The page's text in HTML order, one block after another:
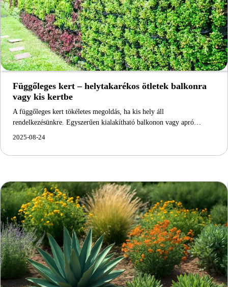
Függőleges kert – helytakarékos ötletek balkonra
vagy kis kertbe
A függőleges kert tökéletes megoldás, ha kis hely áll
rendelkezésünkre. Egyszerűen kialakítható balkonon vagy apró…
2025-08-24